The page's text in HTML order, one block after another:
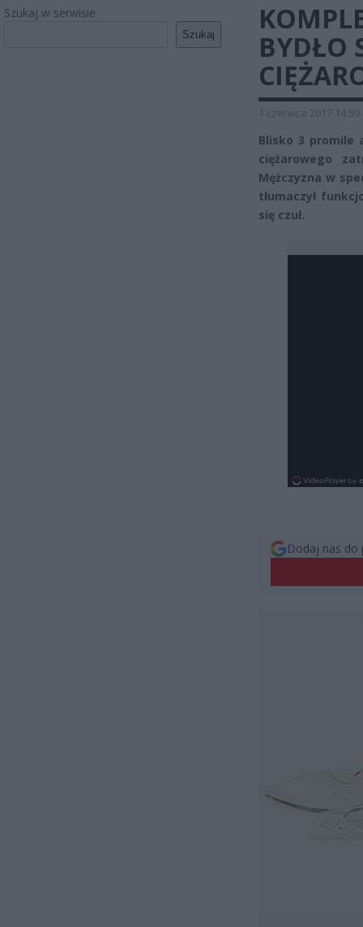
Szukaj w serwisie
Szukaj
BYDŁO
1 czerwca 2017 14:59
Blisko 3 promile
ciężarowego
Mężczyzna w
tłumaczył
się czuł.
Dodaj nas do